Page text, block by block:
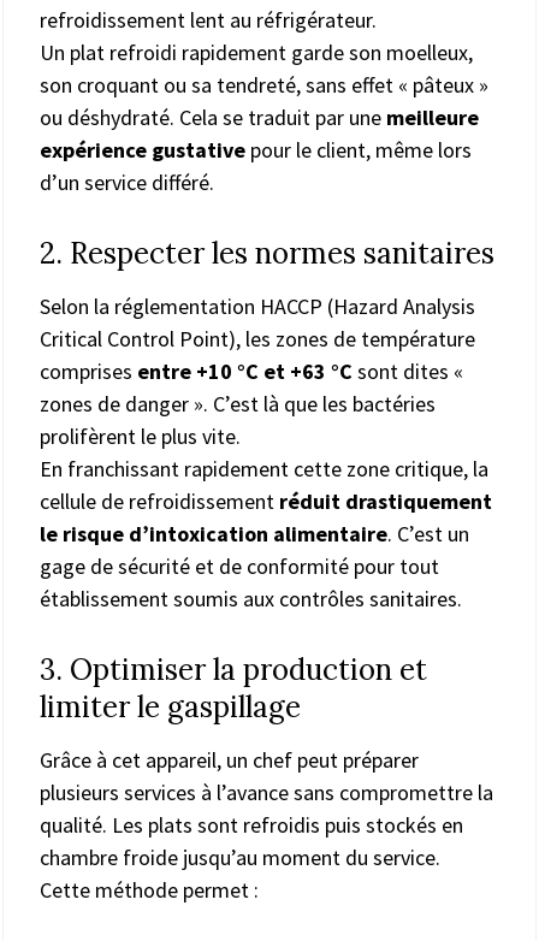
refroidissement lent au réfrigérateur.
Un plat refroidi rapidement garde son moelleux,
son croquant ou sa tendreté, sans effet « pâteux »
ou déshydraté. Cela se traduit par une meilleure
expérience gustative pour le client, même lors
d’un service différé.
2. Respecter les normes sanitaires
Selon la réglementation HACCP (Hazard Analysis
Critical Control Point), les zones de température
comprises entre +10 °C et +63 °C sont dites «
zones de danger ». C’est là que les bactéries
prolifèrent le plus vite.
En franchissant rapidement cette zone critique, la
cellule de refroidissement réduit drastiquement
le risque d’intoxication alimentaire. C’est un
gage de sécurité et de conformité pour tout
établissement soumis aux contrôles sanitaires.
3. Optimiser la production et
limiter le gaspillage
Grâce à cet appareil, un chef peut préparer
plusieurs services à l’avance sans compromettre la
qualité. Les plats sont refroidis puis stockés en
chambre froide jusqu’au moment du service.
Cette méthode permet :